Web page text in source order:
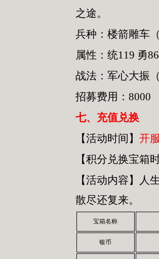
之途。
兵种：楼箭雕车
属性：统119 勇
战法：军心大振
招募费用：8000
七、 充值兑换
【活动时间】 开
【积分兑换宝箱
【活动内容】人
散尽还复来。
宝箱名称
银币